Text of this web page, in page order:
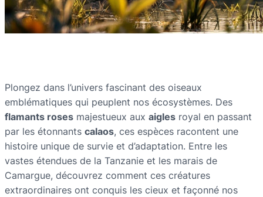
Plongez dans l’univers fascinant des oiseaux
emblématiques qui peuplent nos écosystèmes. Des
flamants roses majestueux aux aigles royal en passant
par les étonnants calaos, ces espèces racontent une
histoire unique de survie et d’adaptation. Entre les
vastes étendues de la Tanzanie et les marais de
Camargue, découvrez comment ces créatures
extraordinaires ont conquis les cieux et façonné nos